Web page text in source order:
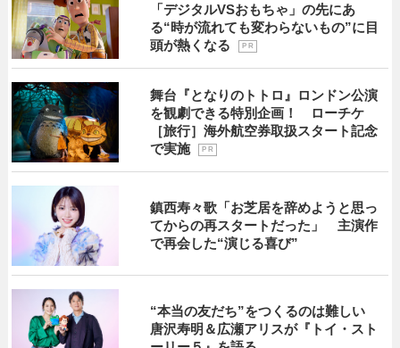
「デジタルVSおもちゃ」の先にあ
る“時が流れても変わらないもの”に目
頭が熱くなる
P R
舞台『となりのトトロ』ロンドン公演
を観劇できる特別企画！ ローチケ
［旅行］海外航空券取扱スタート記念
で実施
P R
鎮西寿々歌「お芝居を辞めようと思っ
てからの再スタートだった」 主演作
で再会した“演じる喜び”
“本当の友だち”をつくるのは難しい
唐沢寿明＆広瀬アリスが『トイ・スト